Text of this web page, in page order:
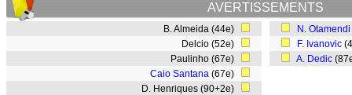
AVERTISSEMENTS
B. Almeida (44e)
Delcio (52e)
Paulinho (67e)
Caio Santana (67e)
D. Henriques (90+2e)
N. Otamendi
F. Ivanovic
A. Dedic